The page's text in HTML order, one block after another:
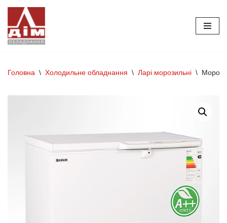
Перейти
до
Головна \ Холодильне обладнання \ Ларі морозильні \